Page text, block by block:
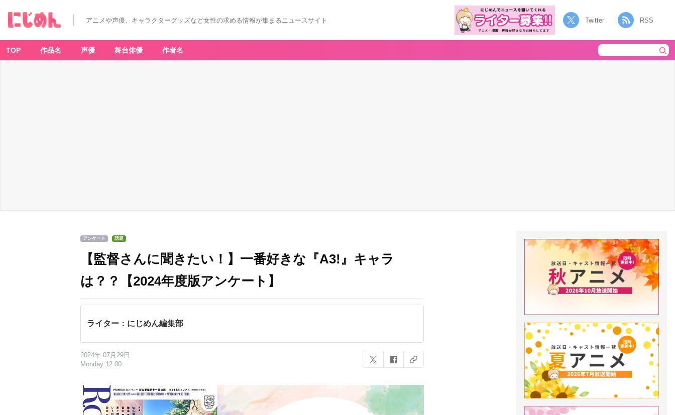
アニメや声優、キャラクターグッズなど女性の求める情報が集まるニュースサイト Twitter RSS
TOP 作品名 声優 舞台俳優 作者名
アンケート 話題
【監督さんに聞きたい！】一番好きな『A3!』キャラ
は？？【2024年度版アンケート】
ライター：にじめん編集部
2024年 07月29日
Monday 12:00